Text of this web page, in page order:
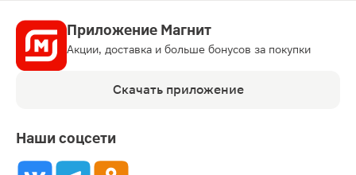
Приложение Магнит
Акции, доставка и больше бонусов за покупки
Скачать приложение
Наши соцсети